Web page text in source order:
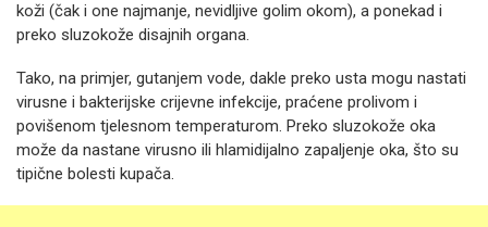
koži (čak i one najmanje, nevidljive golim okom), a ponekad i
preko sluzokože disajnih organa.
Tako, na primjer, gutanjem vode, dakle preko usta mogu nastati
virusne i bakterijske crijevne infekcije, praćene prolivom i
povišenom tjelesnom temperaturom. Preko sluzokože oka
može da nastane virusno ili hlamidijalno zapaljenje oka, što su
tipične bolesti kupača.